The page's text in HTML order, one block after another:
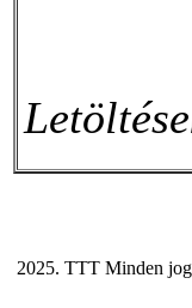
2025. TTT Minden